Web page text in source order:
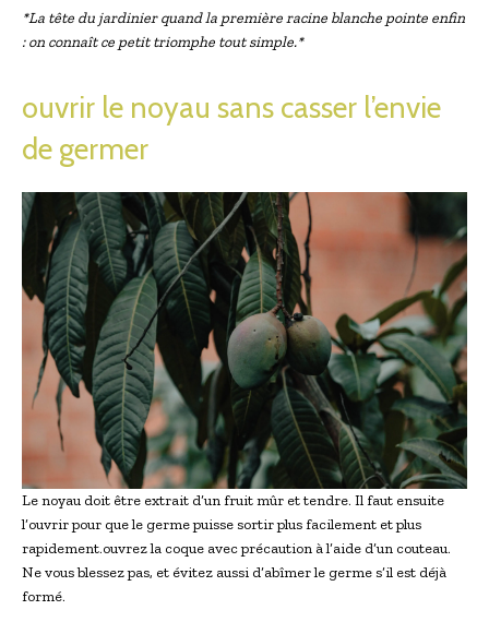
*La tête du jardinier quand la première racine blanche pointe enfin
: on connaît ce petit triomphe tout simple.*
ouvrir le noyau sans casser l’envie
de germer
Le noyau doit être extrait d’un fruit mûr et tendre. Il faut ensuite
l’ouvrir pour que le germe puisse sortir plus facilement et plus
rapidement.ouvrez la coque avec précaution à l’aide d’un couteau.
Ne vous blessez pas, et évitez aussi d’abîmer le germe s’il est déjà
formé.